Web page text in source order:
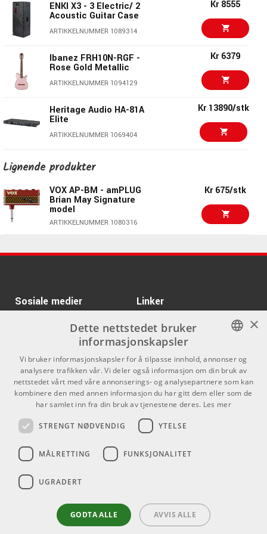
Blackstar amPlug2 FLY
- Guitar
ARTIKKELNUMMER 1078927
Kr 495/stk
VOX AP3-US - amPlug3
US Silver
ARTIKKELNUMMER 1083722
Kr 575/stk
VOX AP3-UD - amPlug3
UK Drive
Kr 575/stk
VOX Pathfinder 10
Guitar Amp
ARTIKKELNUMMER 1001544
ENKI X3 - 3 Electric/ 2
Acoustic Guitar Case
ARTIKKELNUMMER 1089314
Kr 8555
Ibanez FRH10N-RGF -
Rose Gold Metallic
ARTIKKELNUMMER 1094129
Kr 6379
Heritage Audio HA-81A
Elite
ARTIKKELNUMMER 1069404
Kr 13890/stk
PRS S2 McCarty 594
Singlecut Honeyburst
ARTIKKELNUMMER 1094708
Nino 980WH Steel
Tongue Drum White
Kr 575/stk
ARTIKKELNUMMER 1079349
Rode Lavalier Mic
ARTIKKELNUMMER 1034334
Kr 1829/stk
Zildjian Crayola Kids
Drumsticks
Kr 560/pk
Lignende produkter
VOX AP-BM - amPLUG
Brian May Signature
model
ARTIKKELNUMMER 1080316
Kr 675/stk
Sosiale medier Linker
Om Oss
Kontakt oss
Kjøpsvilkår
Butikken
Varemerker
0555 Oslo
NORWEGIAN
×
Dette nettstedet bruker
informasjonskapsler
Vi bruker informasjonskapsler for å tilpasse innhold, annonser og
analysere trafikken vår. Vi deler også informasjon om din bruk av
nettstedet vårt med våre annonserings- og analysepartnere som kan
kombinere den med annen informasjon du har gitt dem eller som de
har samlet inn fra din bruk av tjenestene deres. Les mer
STRENGT NØDVENDIG YTELSE
MÅLRETTING FUNKSJONALITET
UGRADERT
GODTA ALLE AVVIS ALLE